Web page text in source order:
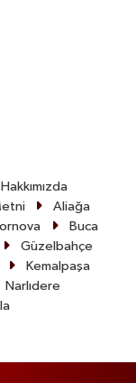
Hakkımızda
Aliağa
Buca
Güzelbahçe
Kemalpaşa
Narlıdere